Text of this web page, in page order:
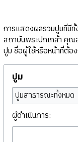
การแสดงผลรวมปูมที่มีทั้
สถาบันพระปกเกล้า คุณ
ปูม ชื่อผู้ใช้หรือหน้าที่ต้อ
ปูม
ปูมสาธารณะทั้งหมด
ผู้ดำเนินการ: